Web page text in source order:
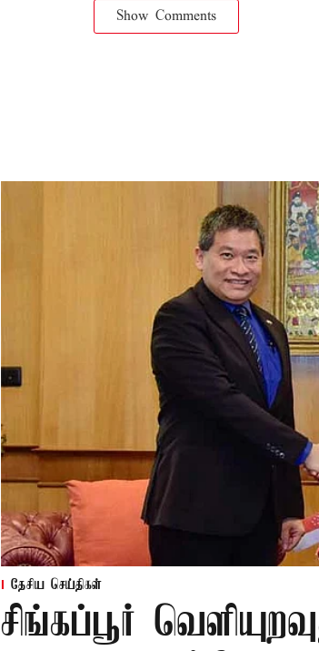
Show Comments
தேசிய செய்திகள்
சிங்கப்பூர்